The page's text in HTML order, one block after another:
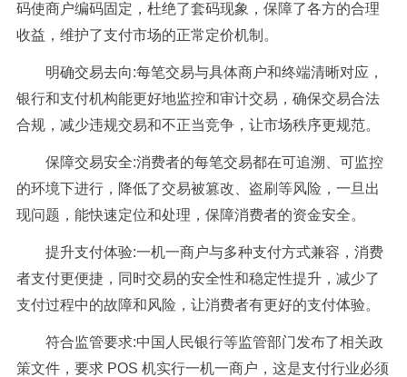
码使商户编码固定，杜绝了套码现象，保障了各方的合理
收益，维护了支付市场的正常定价机制。
明确交易去向:每笔交易与具体商户和终端清晰对应，
银行和支付机构能更好地监控和审计交易，确保交易合法
合规，减少违规交易和不正当竞争，让市场秩序更规范。
保障交易安全:消费者的每笔交易都在可追溯、可监控
的环境下进行，降低了交易被篡改、盗刷等风险，一旦出
现问题，能快速定位和处理，保障消费者的资金安全。
提升支付体验:一机一商户与多种支付方式兼容，消费
者支付更便捷，同时交易的安全性和稳定性提升，减少了
支付过程中的故障和风险，让消费者有更好的支付体验。
符合监管要求:中国人民银行等监管部门发布了相关政
策文件，要求 POS 机实行一机一商户，这是支付行业必须